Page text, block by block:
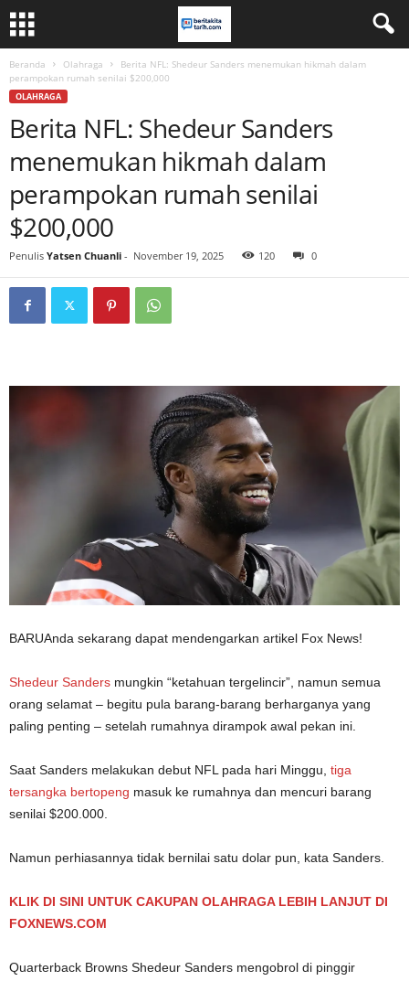
Beranda Olahraga
Berita NFL: Shedeur Sanders menemukan hikmah dalam
perampokan rumah senilai $200,000
OLAHRAGA
Berita NFL: Shedeur Sanders
menemukan hikmah dalam
perampokan rumah senilai
$200,000
Penulis Yatsen Chuanli - November 19, 2025 120 0
BARUAnda sekarang dapat mendengarkan artikel Fox News!
Shedeur Sanders mungkin “ketahuan tergelincir”, namun semua
orang selamat – begitu pula barang-barang berharganya yang
paling penting – setelah rumahnya dirampok awal pekan ini.
Saat Sanders melakukan debut NFL pada hari Minggu, tiga
tersangka bertopeng masuk ke rumahnya dan mencuri barang
senilai $200.000.
Namun perhiasannya tidak bernilai satu dolar pun, kata Sanders.
KLIK DI SINI UNTUK CAKUPAN OLAHRAGA LEBIH LANJUT DI
FOXNEWS.COM
Quarterback Browns Shedeur Sanders mengobrol di pinggir